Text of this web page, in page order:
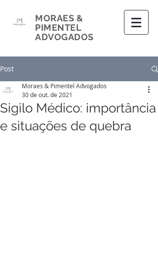
MORAES &
PIMENTEL
ADVOGADOS
Post
Sigilo Médico: importância
e situações de quebra
Moraes & Pimentel Advogados
30 de out. de 2021